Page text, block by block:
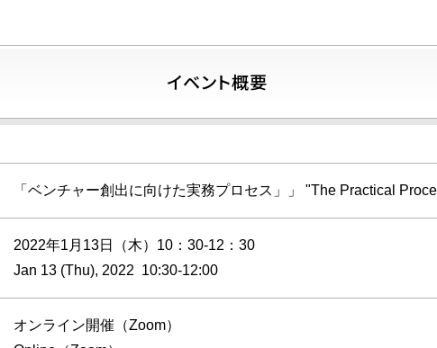
イベント概要
「ベンチャー創出に向けた実務プロセス」」 "The Practical
2022年1月13日（木）10：30-12：30
Jan 13 (Thu), 2022 10:30-12:00
オンライン開催（Zoom）